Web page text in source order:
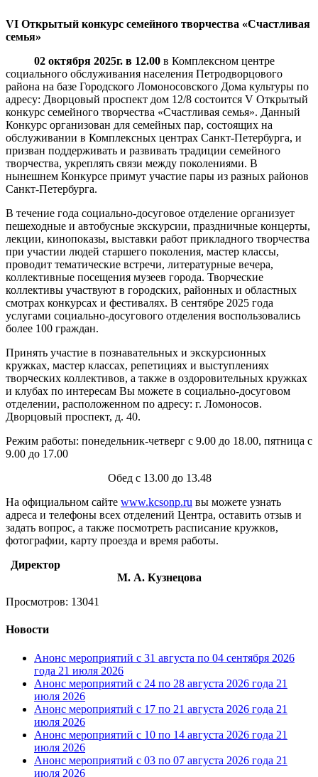
VI Открытый конкурс семейного творчества «Счастливая
семья»
02 октября 2025г. в 12.00 в Комплексном центре
социального обслуживания населения Петродворцового
района на базе Городского Ломоносовского Дома культуры по
адресу: Дворцовый проспект дом 12/8 состоится V Открытый
конкурс семейного творчества «Счастливая семья». Данный
Конкурс организован для семейных пар, состоящих на
обслуживании в Комплексных центрах Санкт-Петербурга, и
призван поддерживать и развивать традиции семейного
творчества, укреплять связи между поколениями. В
нынешнем Конкурсе примут участие пары из разных районов
Санкт-Петербурга.
В течение года социально-досуговое отделение организует
пешеходные и автобусные экскурсии, праздничные концерты,
лекции, кинопоказы, выставки работ прикладного творчества
при участии людей старшего поколения, мастер классы,
проводит тематические встречи, литературные вечера,
коллективные посещения музеев города. Творческие
коллективы участвуют в городских, районных и областных
смотрах конкурсах и фестивалях. В сентябре 2025 года
услугами социально-досугового отделения воспользовались
более 100 граждан.
Принять участие в познавательных и экскурсионных
кружках, мастер классах, репетициях и выступлениях
творческих коллективов, а также в оздоровительных кружках
и клубах по интересам Вы можете в социально-досуговом
отделении, расположенном по адресу: г. Ломоносов.
Дворцовый проспект, д. 40.
Режим работы: понедельник-четверг с 9.00 до 18.00, пятница с
9.00 до 17.00
Обед с 13.00 до 13.48
На официальном сайте www.kcsonp.ru вы можете узнать
адреса и телефоны всех отделений Центра, оставить отзыв и
задать вопрос, а также посмотреть расписание кружков,
фотографии, карту проезда и время работы.
Директор
М. А. Кузнецова
Просмотров: 13041
Новости
Анонс мероприятий с 31 августа по 04 сентября 2026
года 21 июля 2026
Анонс мероприятий с 24 по 28 августа 2026 года 21
июля 2026
Анонс мероприятий с 17 по 21 августа 2026 года 21
июля 2026
Анонс мероприятий с 10 по 14 августа 2026 года 21
июля 2026
Анонс мероприятий с 03 по 07 августа 2026 года 21
июля 2026